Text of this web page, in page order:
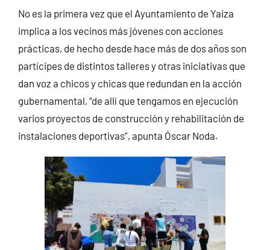
No es la primera vez que el Ayuntamiento de Yaiza
implica a los vecinos más jóvenes con acciones
prácticas, de hecho desde hace más de dos años son
partícipes de distintos talleres y otras iniciativas que
dan voz a chicos y chicas que redundan en la acción
gubernamental, “de allí que tengamos en ejecución
varios proyectos de construcción y rehabilitación de
instalaciones deportivas”, apunta Óscar Noda.